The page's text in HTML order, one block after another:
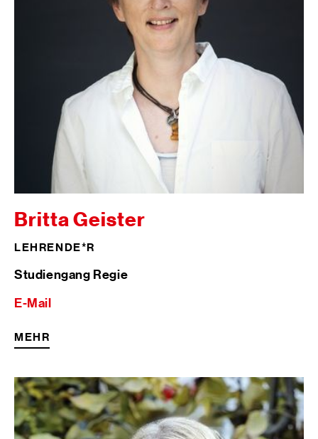
Britta Geister
LEHRENDE*R
Studiengang Regie
E-Mail
MEHR